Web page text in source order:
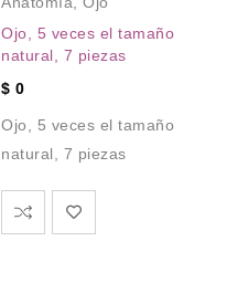
Ojo, 5 veces el tamaño
natural, 7 piezas
$ 0
Ojo, 5 veces el tamaño
natural, 7 piezas